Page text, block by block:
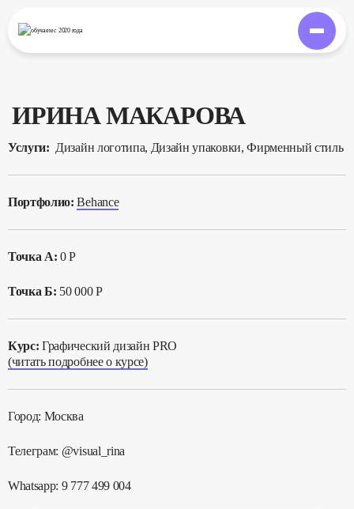
обучаемс 2020 года
ИРИНА МАКАРОВА
Услуги: Дизайн логотипа, Дизайн упаковки, Фирменный стиль
Портфолио:Behance
Точка А: 0 Р
Точка Б: 50 000 Р
Курс:Графический дизайн PRO
(читать подробнее о курсе)
Город: Москва
Телеграм: @visual_rina
Whatsapp: 9 777 499 004